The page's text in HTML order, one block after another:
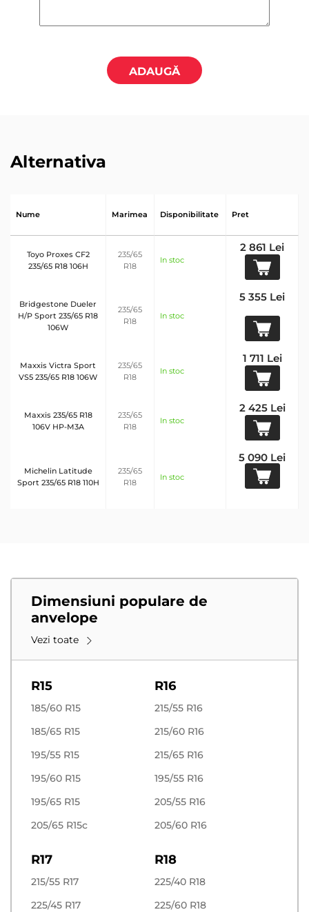
ADAUGĂ
Alternativa
Nume Marimea Disponibilitate Pret
Toyo Proxes CF2
235/65 R18 106H
235/65
R18
In stoc
2 861 Lei
Bridgestone Dueler
H/P Sport 235/65 R18
106W
235/65
R18
In stoc
5 355 Lei
Maxxis Victra Sport
VS5 235/65 R18 106W
235/65
R18
In stoc
1 711 Lei
Maxxis 235/65 R18
106V HP-M3A
235/65
R18
In stoc
2 425 Lei
Michelin Latitude
Sport 235/65 R18 110H
235/65
R18
In stoc
5 090 Lei
Dimensiuni populare de
anvelope
Vezi toate
R15
185/60 R15
185/65 R15
195/55 R15
195/60 R15
195/65 R15
205/65 R15c
R16
215/55 R16
215/60 R16
215/65 R16
195/55 R16
205/55 R16
205/60 R16
R17
215/55 R17
225/45 R17
R18
225/40 R18
225/60 R18